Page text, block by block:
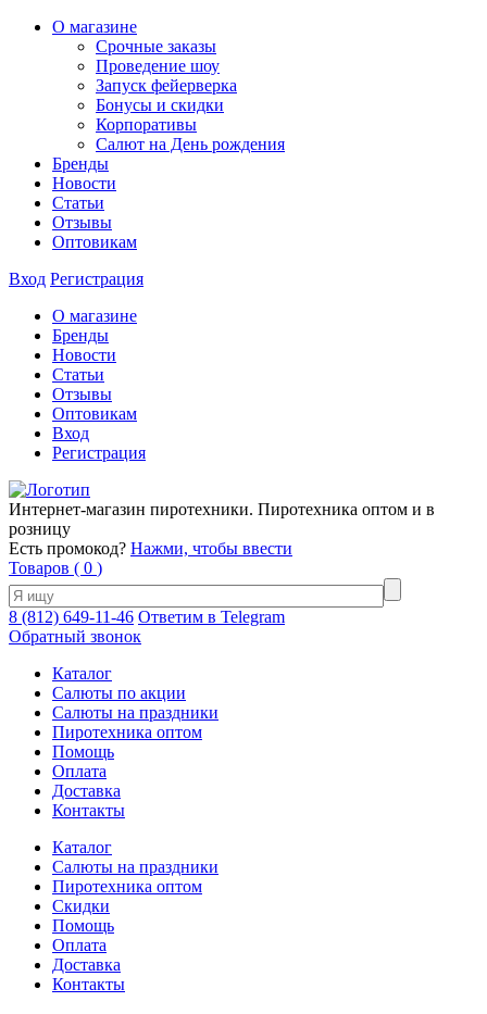
О магазине
Срочные заказы
Проведение шоу
Запуск фейерверка
Бонусы и скидки
Корпоративы
Салют на День рождения
Бренды
Новости
Статьи
Отзывы
Оптовикам
Вход Регистрация
О магазине
Бренды
Новости
Статьи
Отзывы
Оптовикам
Вход
Регистрация
Интернет-магазин пиротехники. Пиротехника оптом и в
розницу
Есть промокод? Нажми, чтобы ввести
Товаров ( 0 )
8 (812) 649-11-46 Ответим в Telegram
Обратный звонок
Каталог
Салюты по акции
Салюты на праздники
Пиротехника оптом
Помощь
Оплата
Доставка
Контакты
Каталог
Салюты на праздники
Пиротехника оптом
Скидки
Помощь
Оплата
Доставка
Контакты